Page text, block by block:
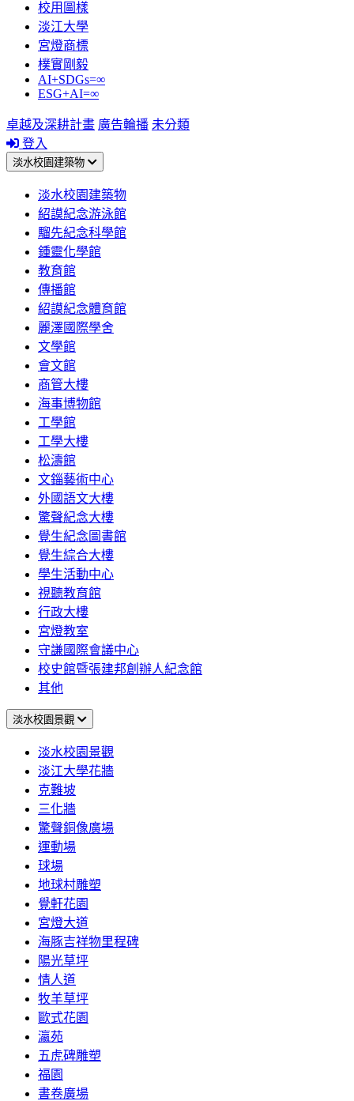
校用圖樣
淡江大學
宮燈商標
樸實剛毅
AI+SDGs=∞
ESG+AI=∞
卓越及深耕計畫 廣告輪播 未分類
登入
淡水校園建築物
淡水校園建築物
紹謨紀念游泳館
騮先紀念科學館
鍾靈化學館
教育館
傳播館
紹謨紀念體育館
麗澤國際學舍
文學館
會文館
商管大樓
海事博物館
工學館
工學大樓
松濤館
文錙藝術中心
外國語文大樓
驚聲紀念大樓
覺生紀念圖書館
覺生綜合大樓
學生活動中心
視聽教育館
行政大樓
宮燈教室
守謙國際會議中心
校史館暨張建邦創辦人紀念館
其他
淡水校園景觀
淡水校園景觀
淡江大學花牆
克難坡
三化牆
驚聲銅像廣場
運動場
球場
地球村雕塑
覺軒花園
宮燈大道
海豚吉祥物里程碑
陽光草坪
情人道
牧羊草坪
歐式花園
瀛苑
五虎碑雕塑
福園
書卷廣場